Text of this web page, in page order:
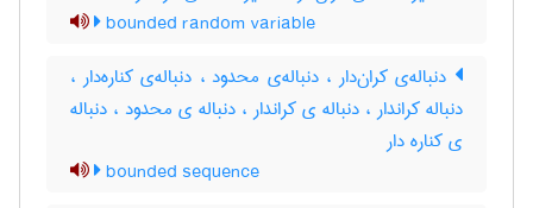
bounded random variable
دنباله‌ی کران‌دار ، دنباله‌ی محدود ، دنباله‌ی کناره‌دار ،
دنباله کراندار ، دنباله ی کراندار ، دنباله ی محدود ، دنباله
ی کناره دار
bounded sequence